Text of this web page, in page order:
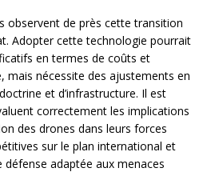
observent de près cette transition
Adopter cette technologie pourrait
en termes de coûts et
mais nécessite des ajustements en
et d’infrastructure. Il est
correctement les implications
des drones dans leurs forces
sur le plan international et
adaptée aux menaces